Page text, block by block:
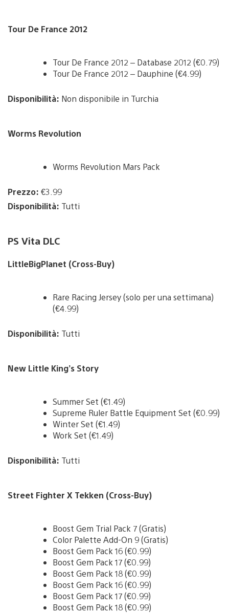
Tour De France 2012
Tour De France 2012 – Database 2012 (€0.79)
Tour De France 2012 – Dauphine (€4.99)
Disponibilità: Non disponibile in Turchia
Worms Revolution
Worms Revolution Mars Pack
Prezzo: €3.99
Disponibilità: Tutti
PS Vita DLC
LittleBigPlanet (Cross-Buy)
Rare Racing Jersey (solo per una settimana)
(€4.99)
Disponibilità: Tutti
New Little King’s Story
Summer Set (€1.49)
Supreme Ruler Battle Equipment Set (€0.99)
Winter Set (€1.49)
Work Set (€1.49)
Disponibilità: Tutti
Street Fighter X Tekken (Cross-Buy)
Boost Gem Trial Pack 7 (Gratis)
Color Palette Add-On 9 (Gratis)
Boost Gem Pack 16 (€0.99)
Boost Gem Pack 17 (€0.99)
Boost Gem Pack 18 (€0.99)
Boost Gem Pack 16 (€0.99)
Boost Gem Pack 17 (€0.99)
Boost Gem Pack 18 (€0.99)